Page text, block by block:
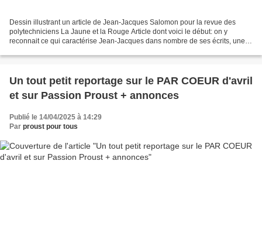
Dessin illustrant un article de Jean-Jacques Salomon pour la revue des
polytechniciens La Jaune et la Rouge Article dont voici le début: on y
reconnait ce qui caractérise Jean-Jacques dans nombre de ses écrits, une
Un tout petit reportage sur le PAR COEUR d'avril
et sur Passion Proust + annonces
Publié le 14/04/2025 à 14:29
Par proust pour tous